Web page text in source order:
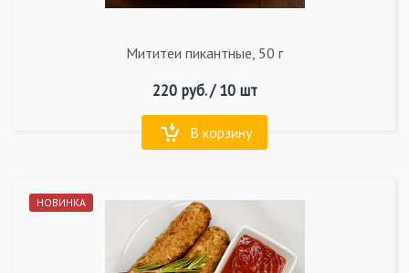
Мититеи пикантные, 50 г
220руб. /10 шт
В корзину
НОВИНКА